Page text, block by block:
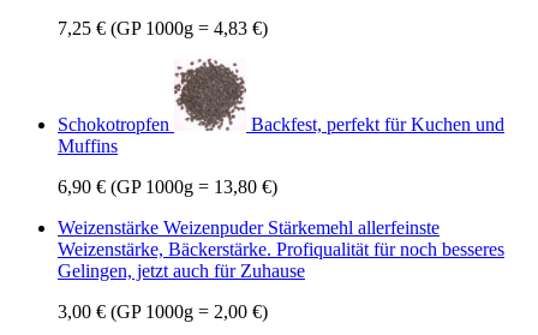
7,25 € (GP 1000g = 4,83 €)
Schokotropfen
Backfest, perfekt für Kuchen und
Muffins
6,90 € (GP 1000g = 13,80 €)
Weizenstärke Weizenpuder Stärkemehl allerfeinste
Weizenstärke, Bäckerstärke. Profiqualität für noch besseres
Gelingen, jetzt auch für Zuhause
3,00 € (GP 1000g = 2,00 €)